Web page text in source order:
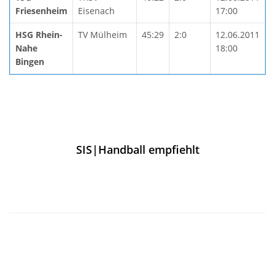
Friesenheim
Eisenach
17:00
HSG Rhein-
Nahe
Bingen
TV Mülheim 45:29 2:0
12.06.2011
18:00
SIS|Handball empfiehlt